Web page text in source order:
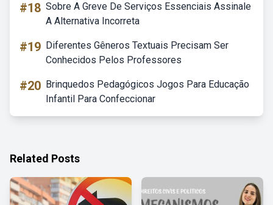
#18 Sobre A Greve De Serviços Essenciais Assinale
A Alternativa Incorreta
#19 Diferentes Gêneros Textuais Precisam Ser
Conhecidos Pelos Professores
#20 Brinquedos Pedagógicos Jogos Para Educação
Infantil Para Confeccionar
Related Posts